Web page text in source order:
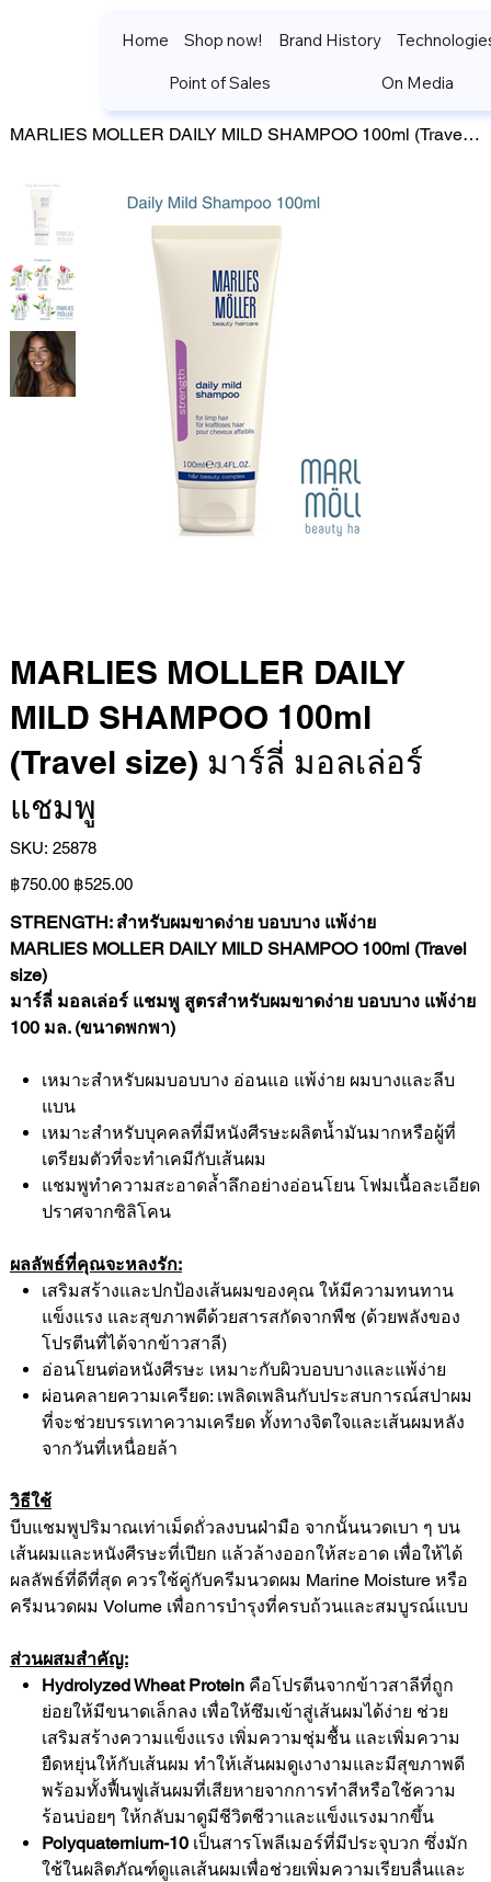
Home Shop now! Brand History
Point of Sales
On Media
MARLIES MOLLER DAILY MILD SHAMPOO 100ml (Travel size) มาร์ลี่ มอลเล่อร์ แชมพู
MARLIES MOLLER DAILY
MILD SHAMPOO 100ml
(Travel size) มาร์ลี่ มอลเล่อร์
แชมพู
SKU: SKU
25878
25878
Original
price
฿750.00 Sale
price
฿525.00
STRENGTH: สำหรับผมขาดง่าย บอบบาง แพ้ง่าย
MARLIES MOLLER DAILY MILD SHAMPOO 100ml (Travel
size)
มาร์ลี่ มอลเล่อร์ แชมพู สูตรสำหรับผมขาดง่าย บอบบาง แพ้ง่าย
100 มล. (ขนาดพกพา)
เหมาะสำหรับผมบอบบาง อ่อนแอ แพ้ง่าย ผมบางและลีบ
แบน
เหมาะสำหรับบุคคลที่มีหนังศีรษะผลิตน้ำมันมากหรือผู้ที่
เตรียมตัวที่จะทำเคมีกับเส้นผม
แชมพูทำความสะอาดล้ำลึกอย่างอ่อนโยน โฟมเนื้อละเอียด
ปราศจากซิลิโคน
ผลลัพธ์ที่คุณจะหลงรัก:
เสริมสร้างและปกป้องเส้นผมของคุณ ให้มีความทนทาน
แข็งแรง และสุขภาพดีด้วยสารสกัดจากพืช (ด้วยพลังของ
โปรตีนที่ได้จากข้าวสาลี)
อ่อนโยนต่อหนังศีรษะ เหมาะกับผิวบอบบางและแพ้ง่าย
ผ่อนคลายความเครียด: เพลิดเพลินกับประสบการณ์สปาผม
ที่จะช่วยบรรเทาความเครียด ทั้งทางจิตใจและเส้นผมหลัง
จากวันที่เหนื่อยล้า
วิธีใช้
บีบแชมพูปริมาณเท่าเม็ดถั่วลงบนฝ่ามือ จากนั้นนวดเบา ๆ บน
เส้นผมและหนังศีรษะที่เปียก แล้วล้างออกให้สะอาด เพื่อให้ได้
ผลลัพธ์ที่ดีที่สุด ควรใช้คู่กับครีมนวดผม Marine Moisture หรือ
ครีมนวดผม Volume เพื่อการบำรุงที่ครบถ้วนและสมบูรณ์แบบ
ส่วนผสมสำคัญ:
Hydrolyzed Wheat Proteinคือโปรตีนจากข้าวสาลีที่ถูก
ย่อยให้มีขนาดเล็กลง เพื่อให้ซึมเข้าสู่เส้นผมได้ง่าย ช่วย
เสริมสร้างความแข็งแรง เพิ่มความชุ่มชื้น และเพิ่มความ
ยืดหยุ่นให้กับเส้นผม ทำให้เส้นผมดูเงางามและมีสุขภาพดี
พร้อมทั้งฟื้นฟูเส้นผมที่เสียหายจากการทำสีหรือใช้ความ
ร้อนบ่อยๆ ให้กลับมาดูมีชีวิตชีวาและแข็งแรงมากขึ้น
Polyquaternium-10เป็นสารโพลีเมอร์ที่มีประจุบวก ซึ่งมัก
ใช้ในผลิตภัณฑ์ดูแลเส้นผมเพื่อช่วยเพิ่มความเรียบลื่นและ